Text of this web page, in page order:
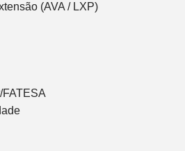
(AVA / LXP)